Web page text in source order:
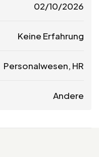
02/10/2026
Keine Erfahrung
Personalwesen, HR
Andere